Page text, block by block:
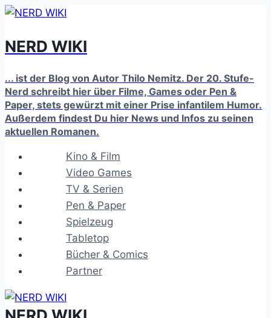
Zum
springen
NERD WIKI
... ist der Blog von Autor Thilo Nemitz. Der 20. Stufe-
Nerd schreibt hier über Filme, Games oder Pen &
Paper, stets gewürzt mit einer Prise infantilem Humor.
Außerdem findest Du hier News und Infos zu seinen
aktuellen Romanen.
Kino & Film
Video Games
TV & Serien
Pen & Paper
Spielzeug
Tabletop
Bücher & Comics
Partner